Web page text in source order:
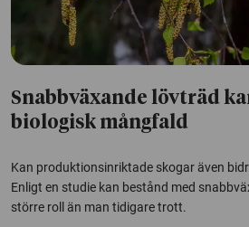
Snabbväxande lövträd
biologisk mångfald
Kan produktionsinriktade skogar även
Enligt en studie kan bestånd med
större roll än man tidigare trott.